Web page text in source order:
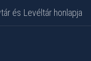
és Levéltár honlapja